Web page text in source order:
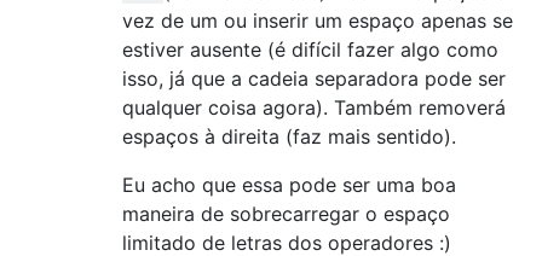
vez de um ou inserir um espaço apenas se
estiver ausente (é difícil fazer algo como
isso, já que a cadeia separadora pode ser
qualquer coisa agora). Também removerá
espaços à direita (faz mais sentido).
Eu acho que essa pode ser uma boa
maneira de sobrecarregar o espaço
limitado de letras dos operadores :)